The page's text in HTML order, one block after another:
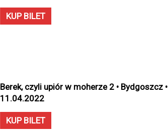
KUP BILET
Berek, czyli upiór w moherze 2 • Bydgoszcz •
11.04.2022
KUP BILET